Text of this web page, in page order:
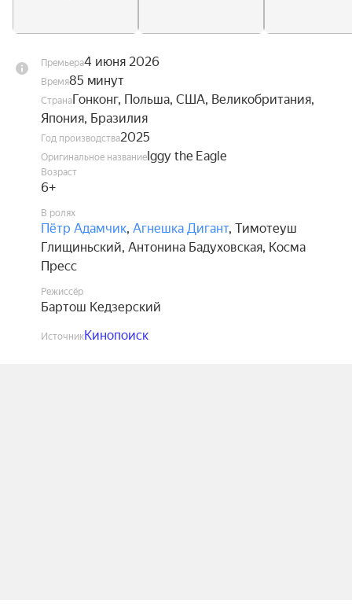
Премьера4 июня 2026
Время85 минут
СтранаГонконг, Польша, США, Великобритания,
Япония, Бразилия
Год производства2025
Оригинальное названиеIggy the Eagle
Возраст
6+
В ролях
Пётр Адамчик, Агнешка Дигант, Тимотеуш
Глищиньский, Антонина Бадуховская, Косма
Пресс
Режиссёр
Бартош Кедзерский
ИсточникКинопоиск